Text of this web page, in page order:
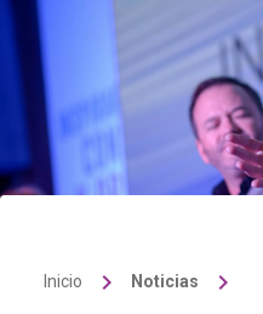
Inicio keyboard_arrow_right Noticias keyboard_arrow_right